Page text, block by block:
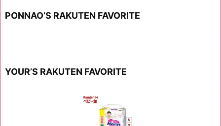
PONNAO’S RAKUTEN FAVORITE
YOUR’S RAKUTEN FAVORITE